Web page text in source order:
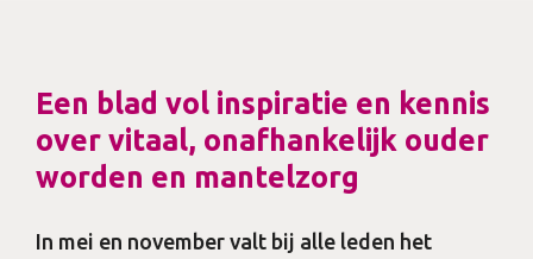
Een blad vol inspiratie en kennis
over vitaal, onafhankelijk ouder
worden en mantelzorg
In mei en november valt bij alle leden het